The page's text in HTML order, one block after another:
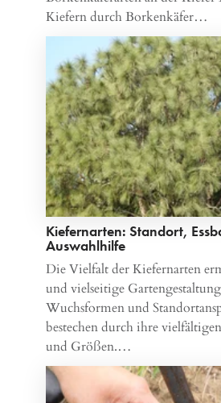
Kiefern durch Borkenkäfer…
Kiefernarten: Standort,
Auswahlhilfe
Die Vielfalt der Kiefernarten
und vielseitige
Wuchsformen und
bestechen durch ihre
und Größen.…